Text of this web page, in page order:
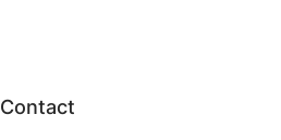
Contact